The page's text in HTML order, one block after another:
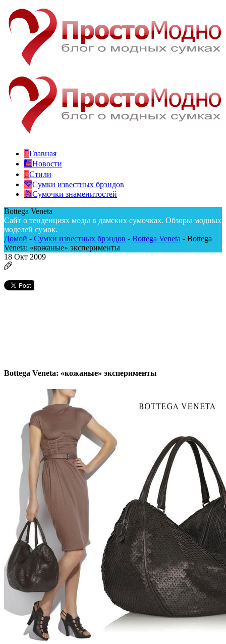
Главная
Новости
Стили
Сумки известных брэндов
Сумочки знаменитостей
Bottega Veneta
Сайт о тенденциях моды в дамских сумочках. Обзоры модных
моделей сумок.
Домой - Сумки известных брэндов - Bottega Veneta - Bottega
Veneta: «кожаные» эксперименты
18 Окт 2009
Bottega Veneta: «кожаные» эксперименты